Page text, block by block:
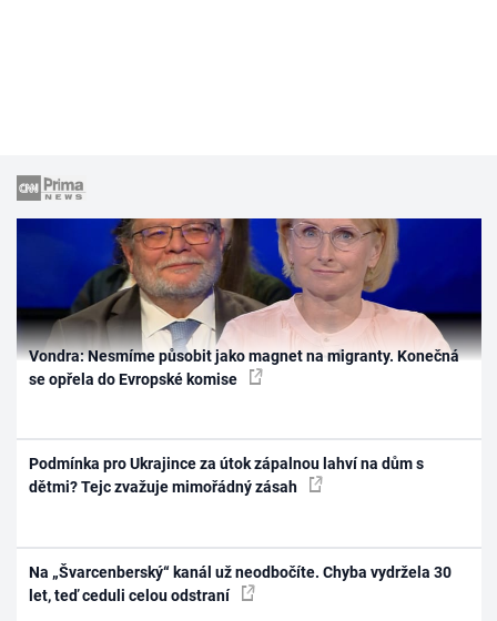
Vondra: Nesmíme působit jako magnet na migranty. Konečná
se opřela do Evropské komise
Podmínka pro Ukrajince za útok zápalnou lahví na dům s
dětmi? Tejc zvažuje mimořádný zásah
Na „Švarcenberský“ kanál už neodbočíte. Chyba vydržela 30
let, teď ceduli celou odstraní